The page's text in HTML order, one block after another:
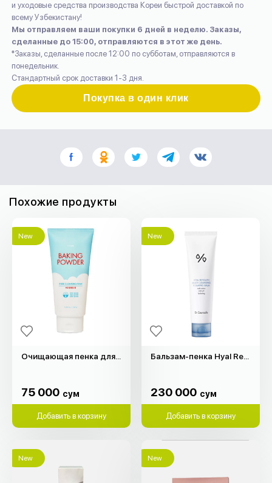
и уходовые средства производства Кореи быстрой доставкой по
всему Узбекистану!
Мы отправляем ваши покупки 6 дней в неделю. Заказы,
сделанные до 15:00, отправляются в этот же день.
*Заказы, сделанные после 12:00 по субботам, отправляются в
понедельник.
Стандартный срок доставки 1-3 дня.
Покупка в один клик
Похожие продукты
New
Очищающая пенка для умывания "Etude" (160гр)
75 000 сум
Добавить в корзину
New
230 000 сум
Добавить в корзину
New New